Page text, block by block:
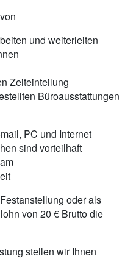
und weiterleiten
Zeiteinteilung
Büroausstattungen
PC und Internet
sind vorteilhaft
oder als
von 20 € Brutto die
stellen wir Ihnen